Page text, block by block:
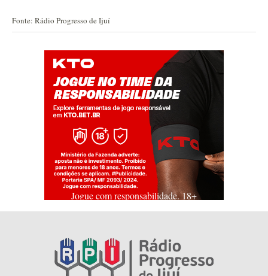
Fonte: Rádio Progresso de Ijuí
Jogue com responsabilidade. 18+